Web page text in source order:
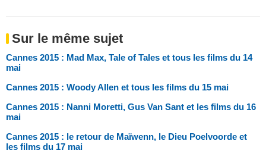
Sur le même sujet
Cannes 2015 : Mad Max, Tale of Tales et tous les films du 14
mai
Cannes 2015 : Woody Allen et tous les films du 15 mai
Cannes 2015 : Nanni Moretti, Gus Van Sant et les films du 16
mai
Cannes 2015 : le retour de Maïwenn, le Dieu Poelvoorde et
les films du 17 mai